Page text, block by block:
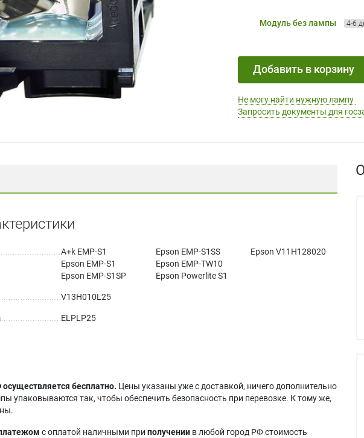
Модуль без лампы 4-6
Добавить в корзину
Не могу найти нужную лампу
Запросить документы для
A+k EMP-S1
Epson EMP-S1
Epson EMP-S1SP
Epson EMP-S1SS
Epson EMP-TW10
Epson Powerlite S1
Epson V11H128020
V13H010L25
ELPLP25
бесплатно. Цены указаны уже с доставкой, ничего дополнительно
упаковываются так, чтобы обеспечить безопасность при перевозке. К тому же,
с оплатой наличными при получении в любой город РФ стоимость